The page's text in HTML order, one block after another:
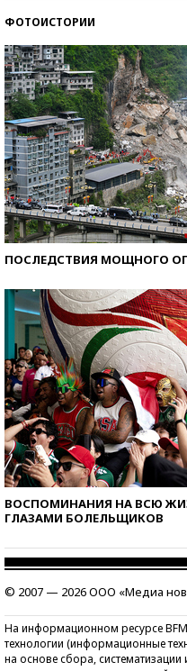
ФОТОИСТОРИИ
ПОСЛЕДСТВИЯ МОЩНОГО
ВОСПОМИНАНИЯ НА ВСЮ
ГЛАЗАМИ БОЛЕЛЬЩИКОВ
© 2007 — 2026 ООО «Медиа
На информационном ресурсе
технологии (информационные
на основе сбора,